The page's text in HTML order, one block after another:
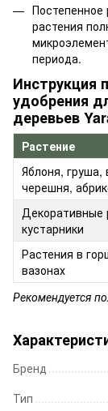
Постепенное
растения
периода.
Инструкция
удобрения
деревьев
Растение
Яблоня, груша,
черешня,
Декоративные
кустарники
Растения в
вазонах
Рекомендуется
Бренд
Тип